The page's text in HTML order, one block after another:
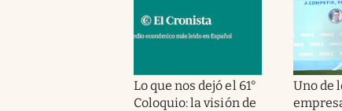
Lo que nos dejó el 61°
Coloquio: la visión de
Uno de